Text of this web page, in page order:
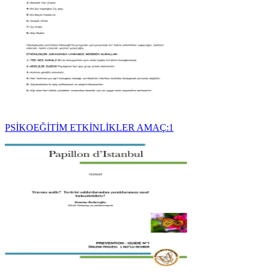
PSİKOEĞİTİM ETKİNLİKLER AMAÇ:1